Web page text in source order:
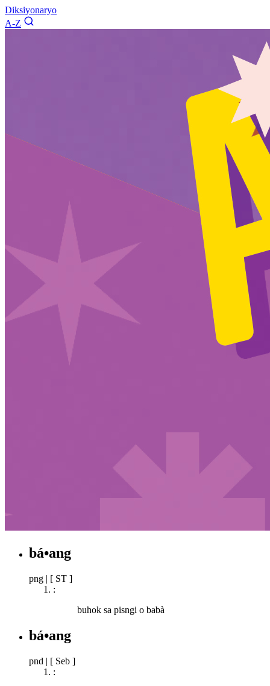
Diksiyonaryo
A-Z
bá•ang
png | [ ST ]
:
buhok sa pisngi o babà
bá•ang
pnd | [ Seb ]
: